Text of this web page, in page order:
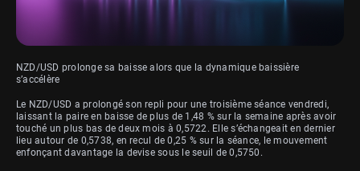
NZD/USD prolonge sa baisse alors que la dynamique baissière
s’accélère
Le NZD/USD a prolongé son repli pour une troisième séance vendredi,
laissant la paire en baisse de plus de 1,48 % sur la semaine après avoir
touché un plus bas de deux mois à 0,5722. Elle s’échangeait en dernier
lieu autour de 0,5738, en recul de 0,25 % sur la séance, le mouvement
enfonçant davantage la devise sous le seuil de 0,5750.